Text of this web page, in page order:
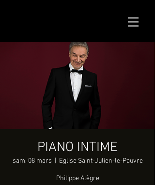
PIANO INTIME
sam. 08 mars Eglise Saint-Julien-le-Pauvre
Philippe Alègre